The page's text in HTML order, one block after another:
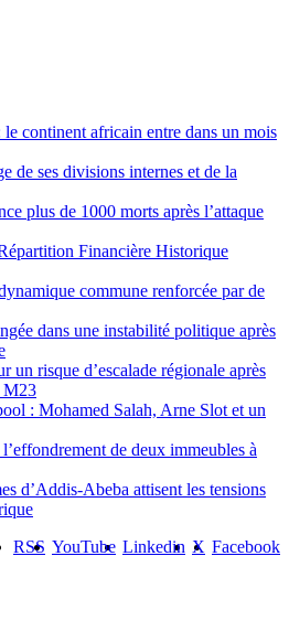
continent africain entre dans un mois
de ses divisions internes et de la
plus de 1000 morts après l’attaque
Financière Historique
commune renforcée par de
dans une instabilité politique après
un risque d’escalade régionale après
M23
: Mohamed Salah, Arne Slot et un
de deux immeubles à
d’Addis-Abeba attisent les tensions
Facebook
X
Linkedin
YouTube
RSS